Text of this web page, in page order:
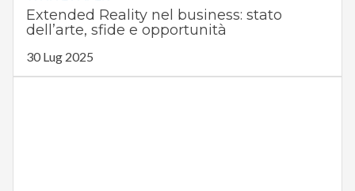
Extended Reality nel business: stato
dell’arte, sfide e opportunità
30 Lug 2025